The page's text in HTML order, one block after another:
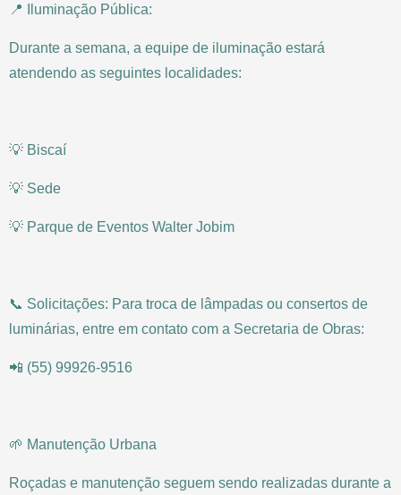
📍 Iluminação Pública:
Durante a semana, a equipe de iluminação estará
atendendo as seguintes localidades:
💡 Biscaí
💡 Sede
💡 Parque de Eventos Walter Jobim
📞 Solicitações: Para troca de lâmpadas ou consertos de
luminárias, entre em contato com a Secretaria de Obras:
📲 (55) 99926-9516
🌱 Manutenção Urbana
Roçadas e manutenção seguem sendo realizadas durante a